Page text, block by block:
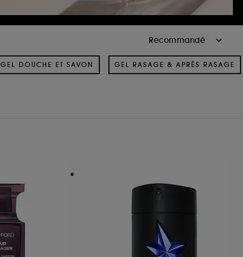
GEL DOUCHE ET SAVON GEL RASAGE & APRÈS RASAGE